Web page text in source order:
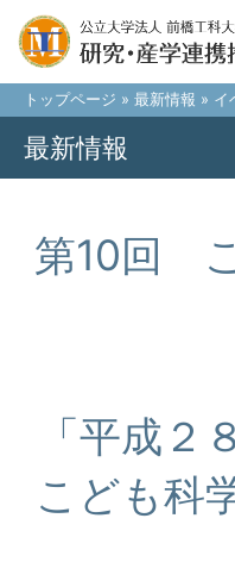
トップページ » 最新情報 » イ
最新情報
第10回
「平成２
こども科